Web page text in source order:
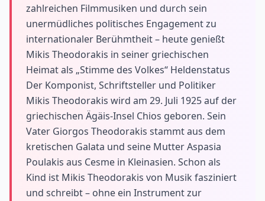
zahlreichen Filmmusiken und durch sein
unermüdliches politisches Engagement zu
internationaler Berühmtheit – heute genießt
Mikis Theodorakis in seiner griechischen
Heimat als „Stimme des Volkes“ Heldenstatus
Der Komponist, Schriftsteller und Politiker
Mikis Theodorakis wird am 29. Juli 1925 auf der
griechischen Ägäis-Insel Chios geboren. Sein
Vater Giorgos Theodorakis stammt aus dem
kretischen Galata und seine Mutter Aspasia
Poulakis aus Cesme in Kleinasien. Schon als
Kind ist Mikis Theodorakis von Musik fasziniert
und schreibt – ohne ein Instrument zur